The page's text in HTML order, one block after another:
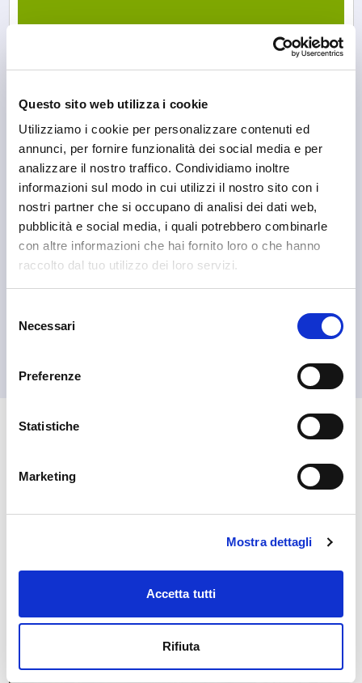
Questo sito web utilizza i cookie
Utilizziamo i cookie per personalizzare contenuti ed
annunci, per fornire funzionalità dei social media e per
analizzare il nostro traffico. Condividiamo inoltre
informazioni sul modo in cui utilizzi il nostro sito con i
nostri partner che si occupano di analisi dei dati web,
pubblicità e social media, i quali potrebbero combinarle
con altre informazioni che hai fornito loro o che hanno
raccolto dal tuo utilizzo dei loro servizi.
delNecessari
Preferenze
Statistiche
Marketing
Mostra dettagli
Accetta tutti
Rifiuta
Albaredo per San Marco
Albaredo per San Marco